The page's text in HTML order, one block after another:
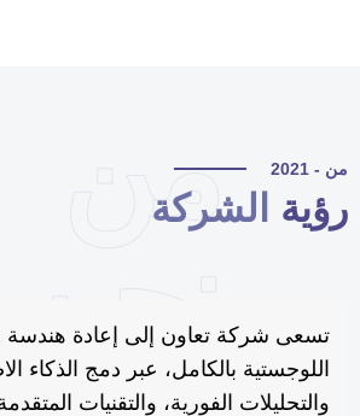
من
نحن
- 2021
الشركة
تسعى شركة تعاون إلى إعادة هندسة
اللوجستية بالكامل، عبر دمج الذكاء
والتحليلات الفورية، والتقنيات